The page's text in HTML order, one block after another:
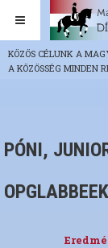
KÖZÖS CÉLUNK A
A KÖZÖSSÉG MINDEN
PÓNI,
OPGLABBEEK